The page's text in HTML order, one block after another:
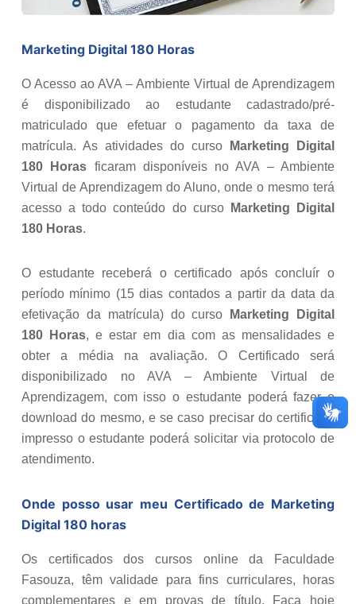
Marketing Digital 180 Horas
O Acesso ao AVA – Ambiente Virtual de Aprendizagem
é disponibilizado ao estudante cadastrado/pré-
matriculado que efetuar o pagamento da taxa de
matrícula. As atividades do curso
Marketing Digital
180 Horas ficaram disponíveis no AVA – Ambiente
Virtual de Aprendizagem do Aluno, onde o mesmo terá
acesso a todo conteúdo do curso
Marketing Digital
180 Horas.
O estudante receberá o certificado após concluír o
período mínimo (15 dias contados a partir da data da
efetivação da matrícula) do curso
Marketing Digital
180 Horas, e estar em dia com as mensalidades e
obter a média na avaliação. O Certificado será
disponibilizado no AVA – Ambiente Virtual de
Aprendizagem, com isso o estudante poderá fazer o
download do mesmo, e se caso precisar do certificado
impresso o estudante poderá solicitar via protocolo de
atendimento.
Onde posso usar meu Certificado de Marketing
Digital 180 horas
Os certificados dos cursos online da Faculdade
Fasouza, têm validade para fins curriculares, horas
complementares e em provas de título. Faça hoje